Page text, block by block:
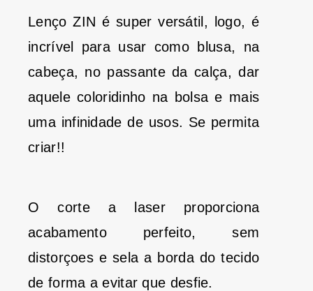
Lenço ZIN é super versátil, logo, é
incrível para usar como blusa, na
cabeça, no passante da calça, dar
aquele coloridinho na bolsa e mais
uma infinidade de usos. Se permita
criar!!
O corte a laser proporciona
acabamento perfeito, sem
distorçoes e sela a borda do tecido
de forma a evitar que desfie.